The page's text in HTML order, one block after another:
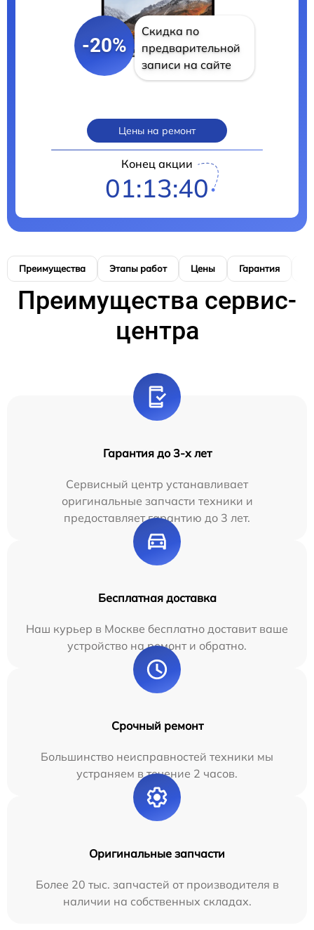
-20%
Скидка по
предварительной
записи на сайте
Цены на ремонт
Конец акции
01:13:38
Преимущества Этапы работ Цены Гарантия
Преимущества сервис-
центра
Гарантия до 3-х лет
Сервисный центр устанавливает
оригинальные запчасти техники и
предоставляет гарантию до 3 лет.
Бесплатная доставка
Наш курьер в Москве бесплатно доставит ваше
устройство на ремонт и обратно.
Срочный ремонт
Большинство неисправностей техники мы
устраняем в течение 2 часов.
Оригинальные запчасти
Более 20 тыс. запчастей от производителя в
наличии на собственных складах.